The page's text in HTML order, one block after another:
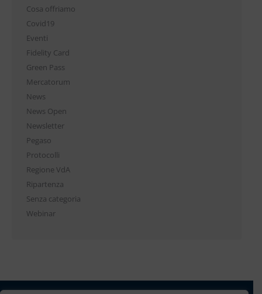
Cosa offriamo
Covid19
Eventi
Fidelity Card
Green Pass
Mercatorum
News
News Open
Newsletter
Pegaso
Protocolli
Regione VdA
Ripartenza
Senza categoria
Webinar